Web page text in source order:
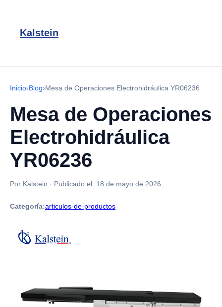
Kalstein
Inicio›Blog›Mesa de Operaciones Electrohidráulica YR06236
Mesa de Operaciones
Electrohidráulica
YR06236
Por Kalstein · Publicado el: 18 de mayo de 2026
Categoría:articulos-de-productos